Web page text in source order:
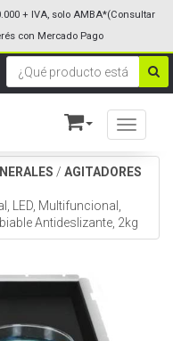
Toggle
+ IVA, solo AMBA*(Consultar
con Mercado Pago
/ AGITADORES
LED, Multifuncional,
Antideslizante, 2kg